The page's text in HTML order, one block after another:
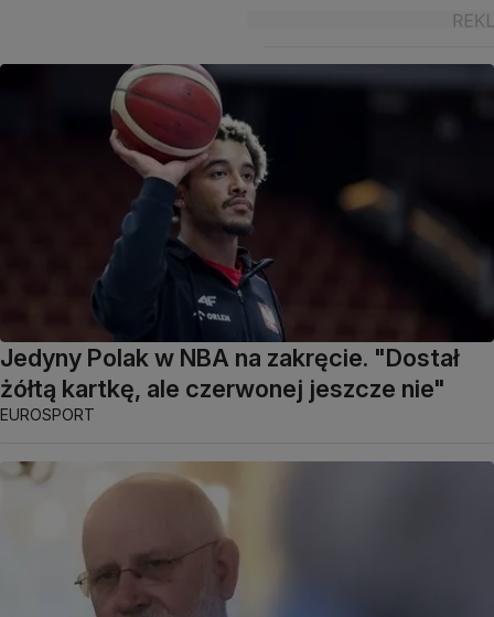
Jedyny Polak w NBA na zakręcie. "Dostał
żółtą kartkę, ale czerwonej jeszcze nie"
EUROSPORT